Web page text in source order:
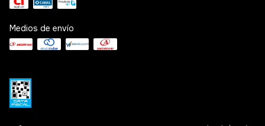
Medios de envío